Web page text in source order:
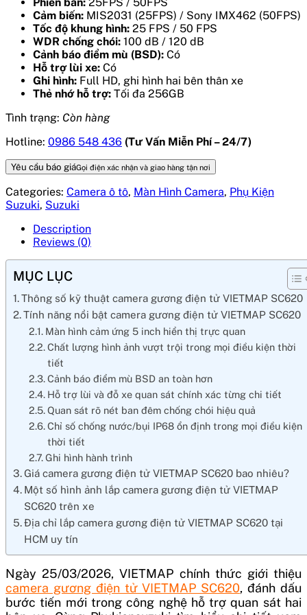
Cảm biến: MIS2031 (25FPS) / Sony IMX462 (50FPS)
Tốc độ khung hình: 25 FPS / 50 FPS
WDR chống chói: 100 dB / 120 dB
Cảnh báo điểm mù (BSD): Có
Hỗ trợ lùi xe: Có
Ghi hình: Full HD, ghi hình hai bên thân xe
Thẻ nhớ hỗ trợ: Tối đa 256GB
Tình trạng: Còn hàng
Hotline: 0986 548 436 (Tư Vấn Miễn Phí – 24/7)
Yêu cầu báo giáGọi điện xác nhận và giao hàng tận nơi
Categories: Camera ô tô, Màn Hình Camera, Phụ Kiện
Suzuki, Suzuki
Description
Reviews (0)
MỤC LỤC
Thông số kỹ thuật camera gương điện tử VIETMAP SC620
Tính năng nổi bật camera gương điện tử VIETMAP SC620
Màn hình cảm ứng 5 inch hiển thị trực quan
Chất lượng hình ảnh vượt trội trong mọi điều kiện thời
tiết
Cảnh báo điểm mù BSD an toàn hơn
Hỗ trợ lùi và đỗ xe quan sát chính xác từng chi tiết
Quan sát rõ nét ban đêm chống chói hiệu quả
Chỉ số chống nước/bụi IP68 ổn định trong mọi điều kiện
thời tiết
Ghi hình hành trình
Giá camera gương điện tử VIETMAP SC620 bao nhiêu?
Một số hình ảnh lắp camera gương điện tử VIETMAP
SC620 trên xe
Địa chỉ lắp camera gương điện tử VIETMAP SC620 tại
HCM uy tín
Ngày 25/03/2026, VIETMAP chính thức giới thiệu
camera gương điện tử VIETMAP SC620, đánh dấu
bước tiến mới trong công nghệ hỗ trợ quan sát hai